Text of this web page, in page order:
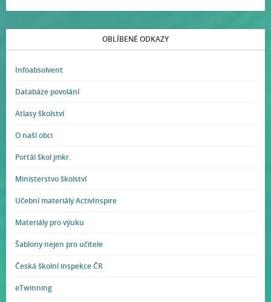
OBLÍBENÉ ODKAZY
Infoabsolvent
Databáze povolání
Atlasy školství
O naší obci
Portál škol jmkr.
Ministerstvo školství
Učební materiály ActivInspire
Materiály pro výuku
Šablony nejen pro učitele
Česká školní inspekce ČR
eTwinning